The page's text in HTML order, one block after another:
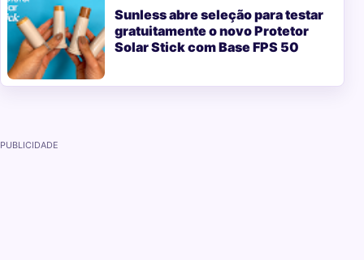
Sunless abre seleção para testar
gratuitamente o novo Protetor
Solar Stick com Base FPS 50
PUBLICIDADE